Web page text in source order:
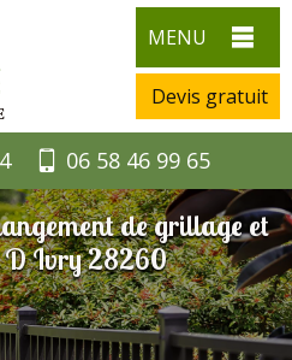
MENU
Devis gratuit
06 58 46 99 65
de grillage et
D Ivry 28260